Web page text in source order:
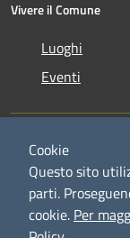
Vivere il Comune
Luoghi
Eventi
RSS
Accessibilità
Cookie
Questo sito
parti.
cookie. Per